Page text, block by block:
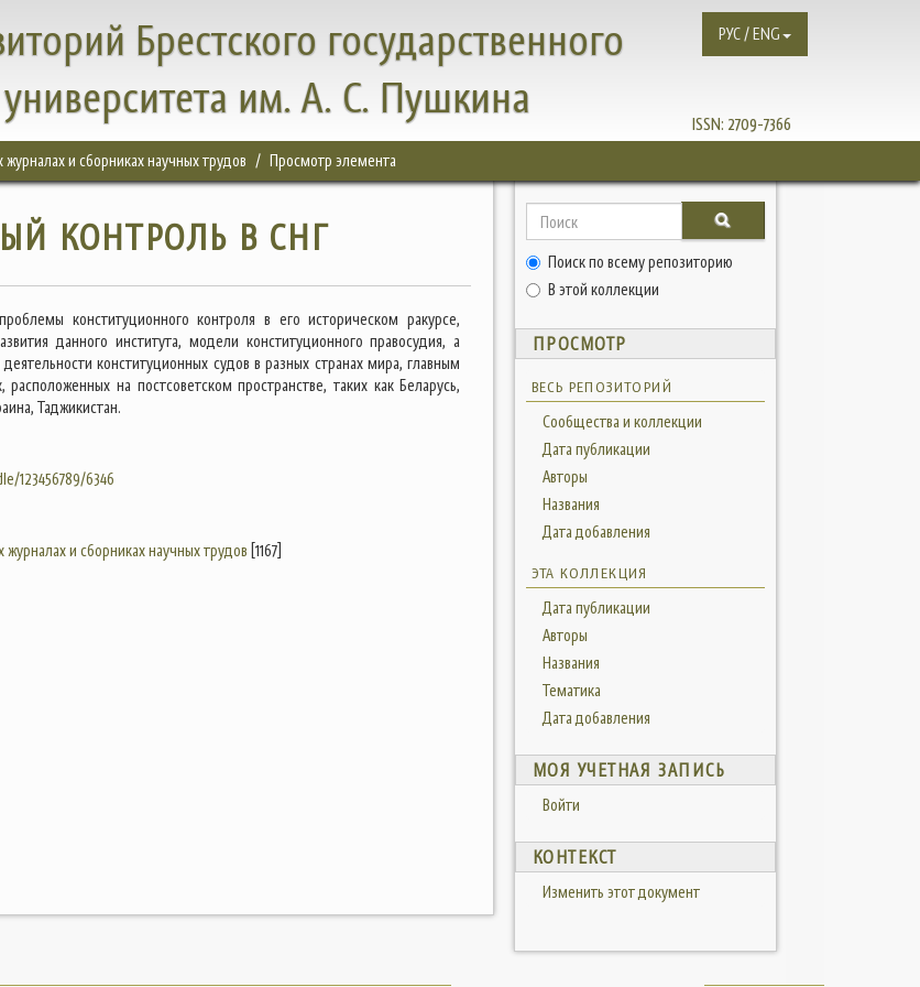
Брестского государственного
университета им. А. С. Пушкина
ISSN: 2709-7366
РУС / ENG
и сборниках научных трудов Просмотр элемента
КОНТРОЛЬ В СНГ
конституционного контроля в его историческом ракурсе,
данного института, модели конституционного правосудия, а
конституционных судов в разных странах мира, главным
расположенных на постсоветском пространстве, таких как Беларусь,
Таджикистан.
123456789/6346
журналах и сборниках научных трудов [1167]
Поиск по всему репозиторию
В этой коллекции
ПРОСМОТР
ВЕСЬ РЕПОЗИТОРИЙ
Сообщества и коллекции
Дата публикации
Авторы
Названия
Дата добавления
ЭТА КОЛЛЕКЦИЯ
Дата публикации
Авторы
Названия
Тематика
Дата добавления
МОЯ УЧЕТНАЯ ЗАПИСЬ
Войти
КОНТЕКСТ
Изменить этот документ